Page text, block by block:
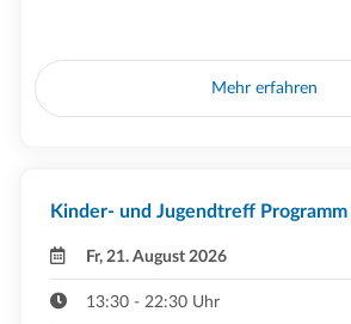
Mehr erfahren
Kinder- und Jugendtreff
Fr, 21. August 2026
13:30 - 22:30 Uhr